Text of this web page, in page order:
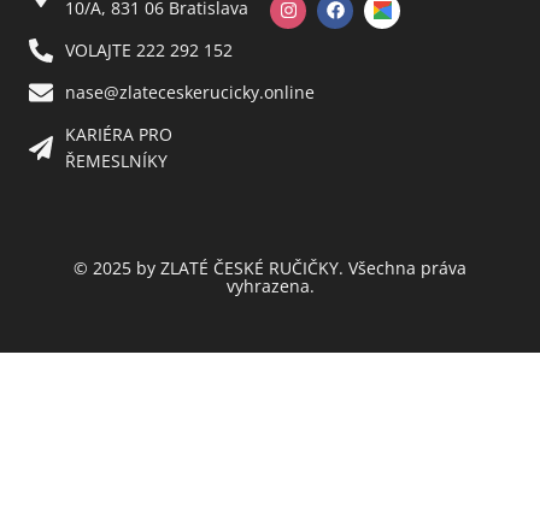
10/A, 831 06 Bratislava
VOLAJTE 222 292 152
nase@zlateceskerucicky.online
KARIÉRA PRO
ŘEMESLNÍKY
© 2025 by ZLATÉ ČESKÉ RUČIČKY. Všechna práva
vyhrazena.